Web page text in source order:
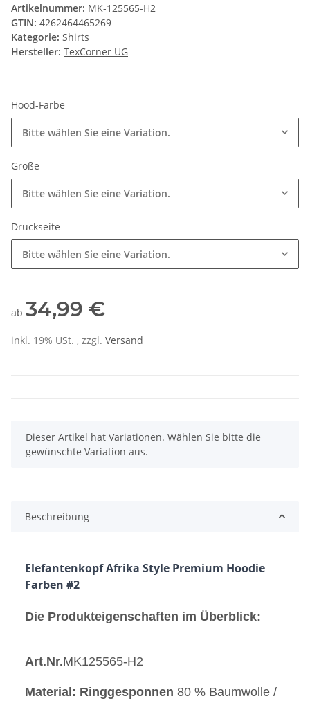
Artikelnummer: MK-125565-H2
GTIN: 4262464465269
Kategorie: Shirts
Hersteller: TexCorner UG
Hood-Farbe
Bitte wählen Sie eine Variation.
Größe
Bitte wählen Sie eine Variation.
Druckseite
Bitte wählen Sie eine Variation.
ab 34,99 €
inkl. 19% USt. , zzgl. Versand
x
Dieser Artikel hat Variationen. Wählen Sie bitte die
gewünschte Variation aus.
Beschreibung
Elefantenkopf Afrika Style Premium Hoodie
Farben #2
Die Produkteigenschaften im Überblick:
Art.Nr.MK125565-H2
Material: Ringgesponnen 80 % Baumwolle /